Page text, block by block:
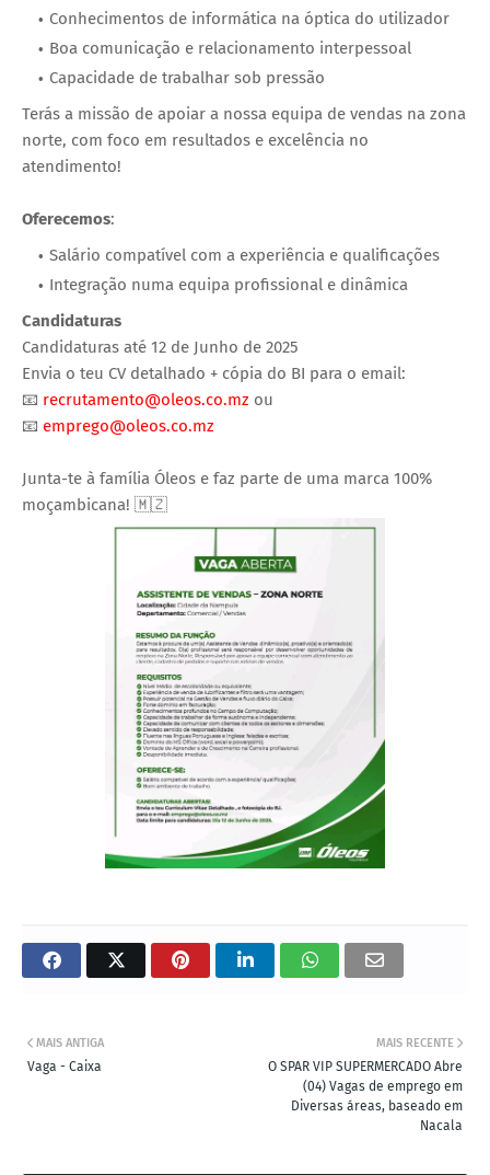
Conhecimentos de informática na óptica do utilizador
Boa comunicação e relacionamento interpessoal
Capacidade de trabalhar sob pressão
Terás a missão de apoiar a nossa equipa de vendas na zona
norte, com foco em resultados e excelência no
atendimento!
Oferecemos:
Salário compatível com a experiência e qualificações
Integração numa equipa profissional e dinâmica
Candidaturas
Candidaturas até 12 de Junho de 2025
Envia o teu CV detalhado + cópia do BI para o email:
📧 recrutamento@oleos.co.mz ou
📧 emprego@oleos.co.mz
Junta-te à família Óleos e faz parte de uma marca 100%
moçambicana! 🇲🇿
MAIS RECENTE
O SPAR VIP SUPERMERCADO Abre
(04) Vagas de emprego em
Diversas áreas, baseado em
Nacala
MAIS ANTIGA
Vaga - Caixa